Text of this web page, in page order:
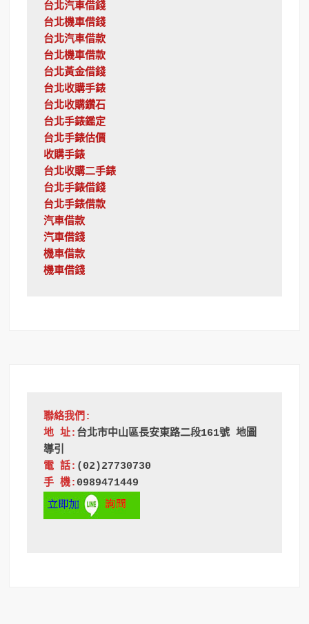
台北汽車借錢
台北機車借錢
台北汽車借款
台北機車借款
台北黃金借錢
台北收購手錶
台北收購鑽石
台北手錶鑑定
台北手錶估價
收購手錶
台北收購二手錶
台北手錶借錢
台北手錶借款
汽車借款
汽車借錢
機車借款
機車借錢
聯絡我們:
地 址: 台北市中山區長安東路二段161號 地圖
導引
電 話: (02)27730730
手 機: 0989471449